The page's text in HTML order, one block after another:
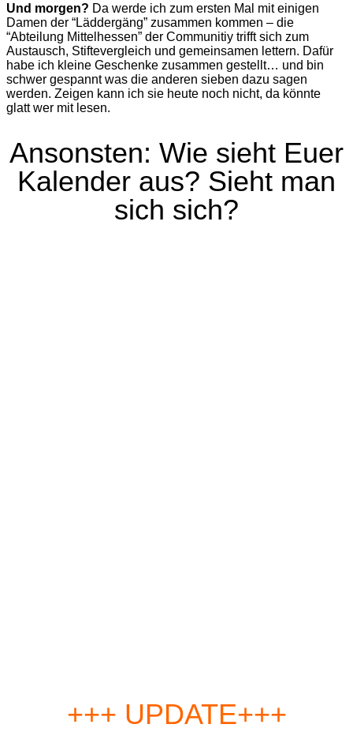
Und morgen? Da werde ich zum ersten Mal mit einigen
Damen der “Läddergäng” zusammen kommen – die
“Abteilung Mittelhessen” der Communitiy trifft sich zum
Austausch, Stiftevergleich und gemeinsamen lettern. Dafür
habe ich kleine Geschenke zusammen gestellt… und bin
schwer gespannt was die anderen sieben dazu sagen
werden. Zeigen kann ich sie heute noch nicht, da könnte
glatt wer mit lesen.
Ansonsten: Wie sieht Euer
Kalender aus? Sieht man
sich sich?
+++ UPDATE+++